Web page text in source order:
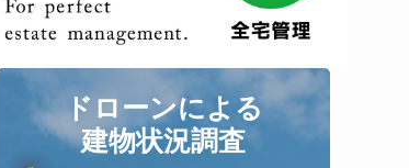
ドローンによる
建物状況調査